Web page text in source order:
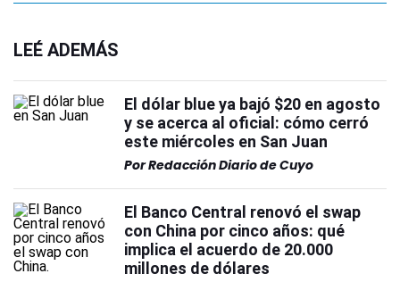
LEÉ ADEMÁS
El dólar blue ya bajó $20 en agosto
y se acerca al oficial: cómo cerró
este miércoles en San Juan
PorRedacción Diario de Cuyo
El Banco Central renovó el swap
con China por cinco años: qué
implica el acuerdo de 20.000
millones de dólares